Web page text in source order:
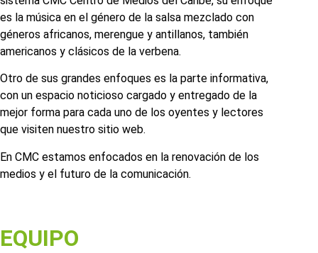
es la música en el género de la salsa mezclado con
géneros africanos, merengue y antillanos, también
americanos y clásicos de la verbena.
Otro de sus grandes enfoques es la parte informativa,
con un espacio noticioso cargado y entregado de la
mejor forma para cada uno de los oyentes y lectores
que visiten nuestro sitio web.
En CMC estamos enfocados en la renovación de los
medios y el futuro de la comunicación.
EQUIPO